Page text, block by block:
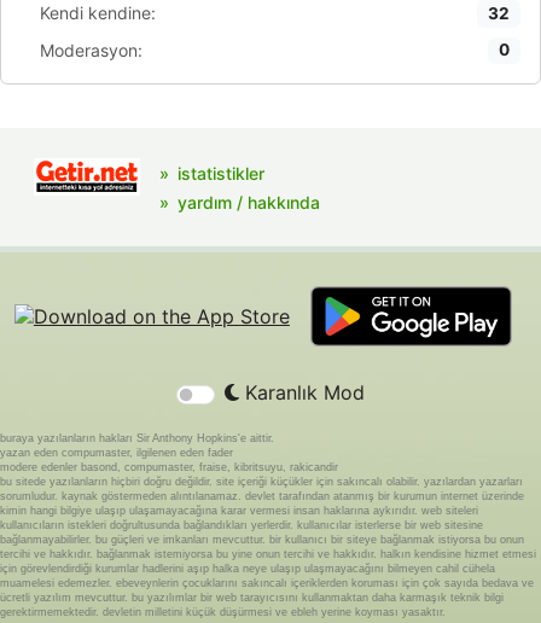
Kendi kendine: 32
Moderasyon: 0
istatistikler
yardım / hakkında
Karanlık Mod
buraya yazılanların hakları Sir Anthony Hopkins'e aittir.
yazan eden compumaster, ilgilenen eden fader
modere edenler basond, compumaster, fraise, kibritsuyu, rakicandir
bu sitede yazılanların hiçbiri doğru değildir. site içeriği küçükler için sakıncalı olabilir. yazılardan yazarları
sorumludur. kaynak göstermeden alıntılanamaz. devlet tarafından atanmış bir kurumun internet üzerinde
kimin hangi bilgiye ulaşıp ulaşamayacağına karar vermesi insan haklarına aykırıdır. web siteleri
kullanıcıların istekleri doğrultusunda bağlandıkları yerlerdir. kullanıcılar isterlerse bir web sitesine
bağlanmayabilirler. bu güçleri ve imkanları mevcuttur. bir kullanıcı bir siteye bağlanmak istiyorsa bu onun
tercihi ve hakkıdır. bağlanmak istemiyorsa bu yine onun tercihi ve hakkıdır. halkın kendisine hizmet etmesi
için görevlendirdiği kurumlar hadlerini aşıp halka neye ulaşıp ulaşmayacağını bilmeyen cahil cühela
muamelesi edemezler. ebeveynlerin çocuklarını sakıncalı içeriklerden koruması için çok sayıda bedava ve
ücretli yazılım mevcuttur. bu yazılımlar bir web tarayıcısını kullanmaktan daha karmaşık teknik bilgi
gerektirmemektedir. devletin milletini küçük düşürmesi ve ebleh yerine koyması yasaktır.